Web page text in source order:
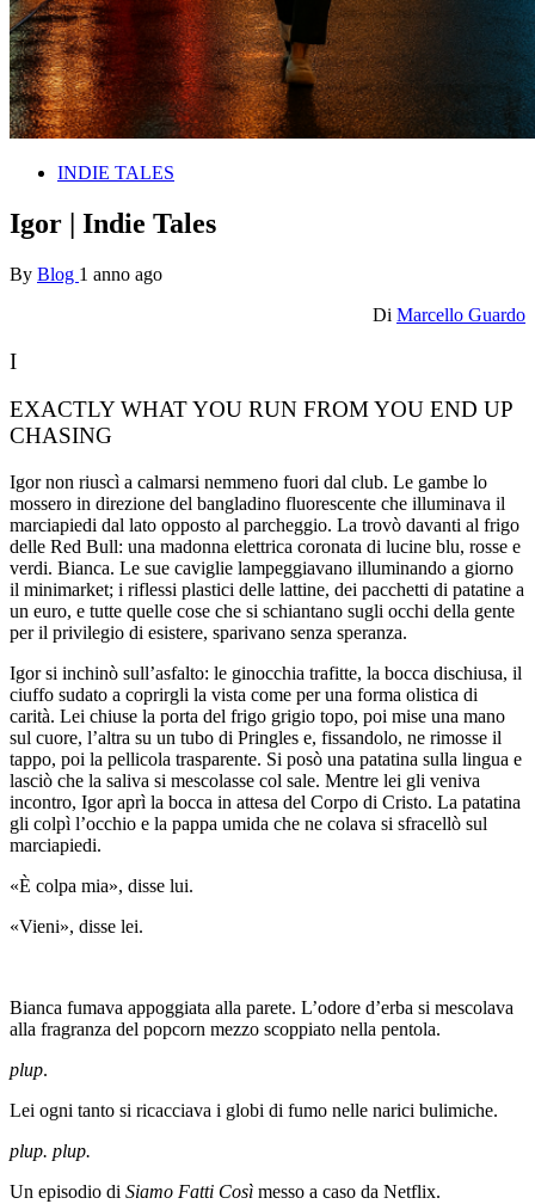
INDIE TALES
Igor | Indie Tales
By Blog 1 anno ago
Di Marcello Guardo
I
EXACTLY WHAT YOU RUN FROM YOU END UP
CHASING
Igor non riuscì a calmarsi nemmeno fuori dal club. Le gambe lo
mossero in direzione del bangladino fluorescente che illuminava il
marciapiedi dal lato opposto al parcheggio. La trovò davanti al frigo
delle Red Bull: una madonna elettrica coronata di lucine blu, rosse e
verdi. Bianca. Le sue caviglie lampeggiavano illuminando a giorno
il minimarket; i riflessi plastici delle lattine, dei pacchetti di patatine a
un euro, e tutte quelle cose che si schiantano sugli occhi della gente
per il privilegio di esistere, sparivano senza speranza.
Igor si inchinò sull’asfalto: le ginocchia trafitte, la bocca dischiusa, il
ciuffo sudato a coprirgli la vista come per una forma olistica di
carità. Lei chiuse la porta del frigo grigio topo, poi mise una mano
sul cuore, l’altra su un tubo di Pringles e, fissandolo, ne rimosse il
tappo, poi la pellicola trasparente. Si posò una patatina sulla lingua e
lasciò che la saliva si mescolasse col sale. Mentre lei gli veniva
incontro, Igor aprì la bocca in attesa del Corpo di Cristo. La patatina
gli colpì l’occhio e la pappa umida che ne colava si sfracellò sul
marciapiedi.
«È colpa mia», disse lui.
«Vieni», disse lei.
Bianca fumava appoggiata alla parete. L’odore d’erba si mescolava
alla fragranza del popcorn mezzo scoppiato nella pentola.
plup.
Lei ogni tanto si ricacciava i globi di fumo nelle narici bulimiche.
plup. plup.
Un episodio di Siamo Fatti Così messo a caso da Netflix.